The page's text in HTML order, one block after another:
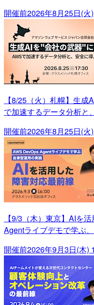
開催前2026年8月25日(火
【8/25（火）札幌】生成
で加速するデータ分析と
開催前2026年8月25日(火
【9/3（木）東京】AIを
Agentライブデモで学ぶ
開催前2026年9月3日(木)